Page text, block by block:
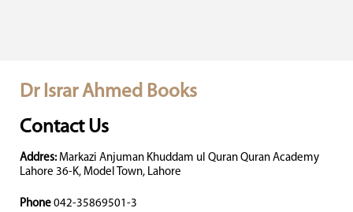
Dr Israr Ahmed Books
Contact Us
Addres: Markazi Anjuman Khuddam ul Quran Quran Academy
Lahore 36-K, Model Town, Lahore
Phone 042-35869501-3